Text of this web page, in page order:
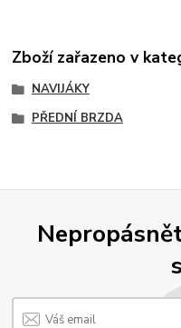
Zboží zařazeno v
NAVIJÁKY
PŘEDNÍ BRZDA